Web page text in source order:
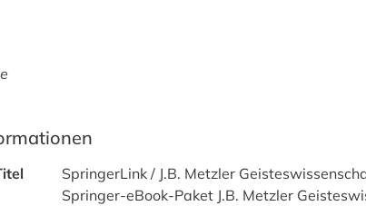
SpringerLink / J.B. Metzler
Springer-eBook-Paket J.B. Metzler